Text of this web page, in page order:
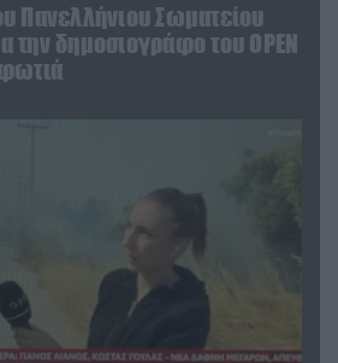
Πανελλήνιου Σωματείου
την δημοσιογράφο του OPEN